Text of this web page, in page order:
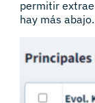
permitir
hay más abajo.